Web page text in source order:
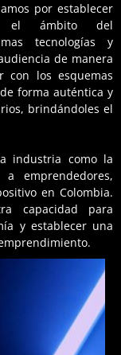
por establecer
el ámbito del
tecnologías y
de manera
con los esquemas
forma auténtica y
brindándoles el
industria como la
emprendedores,
en Colombia.
capacidad para
y establecer una